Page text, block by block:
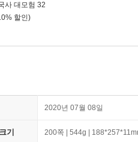
사 대모험 32
할인)
2020년 07월 08일
기 200쪽 | 544g |